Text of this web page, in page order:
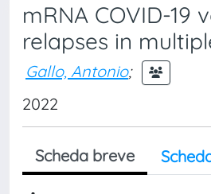
mRNA COVID-
relapses in
Gallo, Antonio;
2022
Scheda breve